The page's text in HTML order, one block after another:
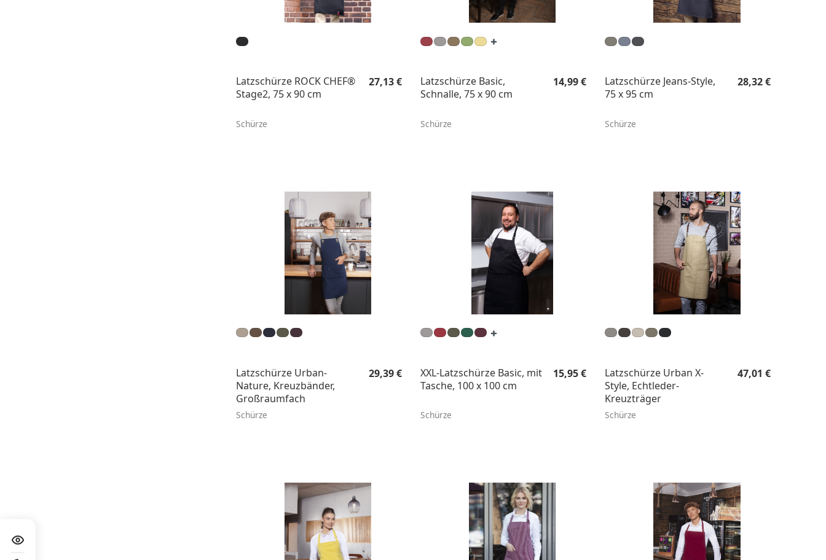
Latzschürze ROCK CHEF®
Stage2, 75 x 90 cm
Schürze
Regulärer Preis:
27,13 €
Latzschürze Basic,
Schnalle, 75 x 90 cm
Schürze
Regulärer Preis:
14,99 €
Latzschürze Jeans-Style,
75 x 95 cm
Schürze
Regulärer Preis:
28,32 €
Latzschürze Urban-
Nature, Kreuzbänder,
Großraumfach
Schürze
Regulärer Preis:
29,39 €
XXL-Latzschürze Basic, mit
Tasche, 100 x 100 cm
Schürze
Regulärer Preis:
15,95 €
Latzschürze Urban X-
Style, Echtleder-
Kreuzträger
Schürze
Regulärer Preis:
47,01 €